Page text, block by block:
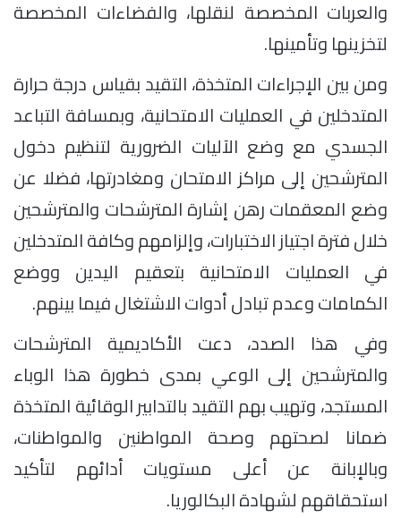
والعربات المخصصة لنقلها، والفضاءات المخصصة
لتخزينها وتأمينها.
ومن بين الإجراءات المتخذة، التقيد بقياس درجة حرارة
المتدخلين في العمليات الامتحانية، وبمسافة التباعد
الجسدي مع وضع الآليات الضرورية لتنظيم دخول
المترشحين إلى مراكز الامتحان ومغادرتها، فضلا عن
وضع المعقمات رهن إشارة المترشحات والمترشحين
خلال فترة اجتياز الاختبارات، وإلزامهم وكافة المتدخلين
في العمليات الامتحانية بتعقيم اليدين ووضع
الكمامات وعدم تبادل أدوات الاشتغال فيما بينهم.
وفي هذا الصدد، دعت الأكاديمية المترشحات
والمترشحين إلى الوعي بمدى خطورة هذا الوباء
المستجد، وتهيب بهم التقيد بالتدابير الوقائية المتخذة
ضمانا لصحتهم وصحة المواطنين والمواطنات،
وبالإبانة عن أعلى مستويات أدائهم لتأكيد
استحقاقهم لشهادة البكالوريا.